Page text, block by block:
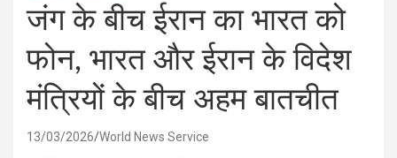
जंग के बीच ईरान का भारत को
फोन, भारत और ईरान के विदेश
मंत्रियों के बीच अहम बातचीत
13/03/2026 World News Service